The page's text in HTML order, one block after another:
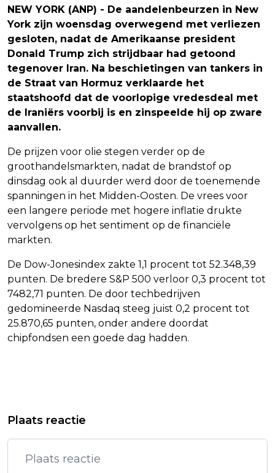
NEW YORK (ANP) - De aandelenbeurzen in New
York zijn woensdag overwegend met verliezen
gesloten, nadat de Amerikaanse president
Donald Trump zich strijdbaar had getoond
tegenover Iran. Na beschietingen van tankers in
de Straat van Hormuz verklaarde het
staatshoofd dat de voorlopige vredesdeal met
de Iraniërs voorbij is en zinspeelde hij op zware
aanvallen.
De prijzen voor olie stegen verder op de
groothandelsmarkten, nadat de brandstof op
dinsdag ook al duurder werd door de toenemende
spanningen in het Midden-Oosten. De vrees voor
een langere periode met hogere inflatie drukte
vervolgens op het sentiment op de financiële
markten.
De Dow-Jonesindex zakte 1,1 procent tot 52.348,39
punten. De bredere S&P 500 verloor 0,3 procent tot
7482,71 punten. De door techbedrijven
gedomineerde Nasdaq steeg juist 0,2 procent tot
25.870,65 punten, onder andere doordat
chipfondsen een goede dag hadden.
OP IRAN
EMMY-NOMINATIE VOOR
TERUGGEKEERDE MICHAEL J. FOX
Plaats reactie